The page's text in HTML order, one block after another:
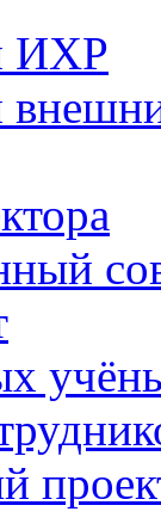
ИХР